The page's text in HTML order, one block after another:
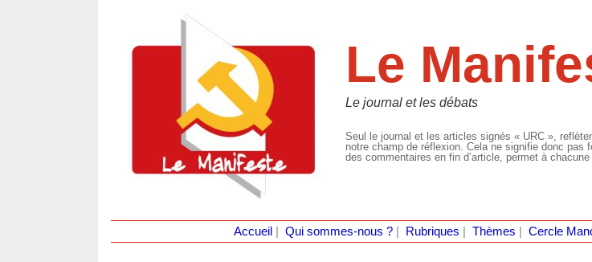
Le
Le journal et les débats
Seul le journal et les articles signés « URC »,
notre champ de réflexion. Cela ne signifie donc pas
des commentaires en fin d’article, permet à
Accueil Qui sommes-nous ?| Rubriques Thèmes Cercle